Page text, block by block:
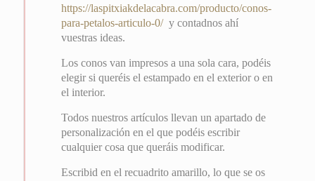
https://laspitxiakdelacabra.com/producto/conos-
para-petalos-articulo-0/y contadnos ahí
vuestras ideas.
Los conos van impresos a una sola cara, podéis
elegir si queréis el estampado en el exterior o en
el interior.
Todos nuestros artículos llevan un apartado de
personalización en el que podéis escribir
cualquier cosa que queráis modificar.
Escribid en el recuadrito amarillo, lo que se os